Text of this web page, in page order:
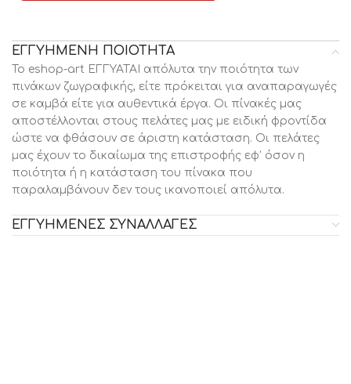
ΕΓΓΥΗΜΕΝΗ ΠΟΙΟΤΗΤΑ
Το eshop-art ΕΓΓΥΑΤΑΙ απόλυτα την ποιότητα των
πινάκων ζωγραφικής, είτε πρόκειται για αναπαραγωγές
σε καμβά είτε για αυθεντικά έργα. Οι πίνακές μας
αποστέλλονται στους πελάτες μας με ειδική φροντίδα
ώστε να φθάσουν σε άριστη κατάσταση. Οι πελάτες
μας έχουν το δικαίωμα της επιστροφής εφ’ όσον η
ποιότητα ή η κατάσταση του πίνακα που
παραλαμβάνουν δεν τους ικανοποιεί απόλυτα.
ΕΓΓΥΗΜΕΝΕΣ ΣΥΝΑΛΛΑΓΕΣ